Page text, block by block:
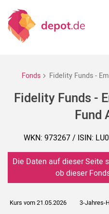
Fonds Fidelity Funds -
Fidelity Funds -
Fund
WKN: 973267 / ISIN:
Die Daten auf dieser Seite
ob dieser
Kurs vom 21.05.2026 3-Jahres-